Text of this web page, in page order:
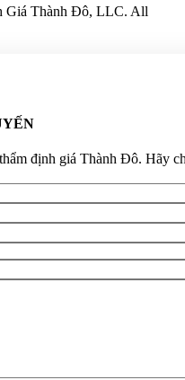
Giá Thành Đô, LLC. All
định giá Thành Đô. Hãy